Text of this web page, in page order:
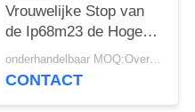
Vrouwelijke Stop van
de Ip68m23 de Hoge
Huidige Waterdichte
Schakelaar
onderhandelbaar MOQ:Overeen te komen
CONTACT